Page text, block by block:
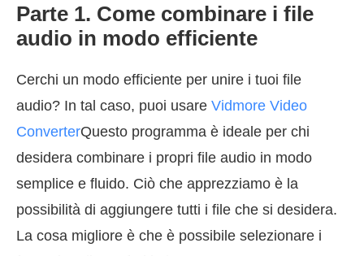
Parte 1. Come combinare i file
audio in modo efficiente
Cerchi un modo efficiente per unire i tuoi file
audio? In tal caso, puoi usare Vidmore Video
ConverterQuesto programma è ideale per chi
desidera combinare i propri file audio in modo
semplice e fluido. Ciò che apprezziamo è la
possibilità di aggiungere tutti i file che si desidera.
La cosa migliore è che è possibile selezionare i